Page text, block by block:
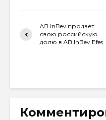
AB InBev продает
свою российскую
долю в AB InBev Efes